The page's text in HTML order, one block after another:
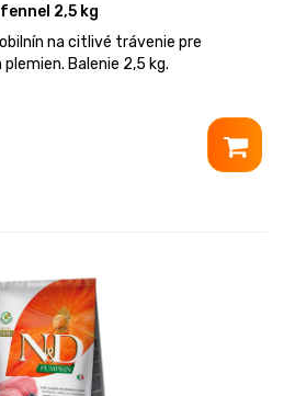
fennel 2,5 kg
na citlivé trávenie pre
Balenie 2,5 kg.